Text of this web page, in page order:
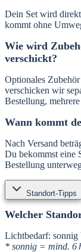
Dein Set wird
kommt ohne
Wie wird
verschickt?
Optionales
verschicken wir
Bestellung, mehrere
Wann kommt
Nach Versand
Du bekommst eine
Bestellung
Standort-Tipps
Welcher
Lichtbedarf: sonnig
* sonnig = mind. 6